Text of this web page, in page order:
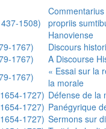
1508)
propriis
Hanoviense
1767)
Discours
1767)
A Discourse
1767)
« Essai sur la
la morale
1727) Défense de la
1727) Panégyrique
1727) Sermons sur